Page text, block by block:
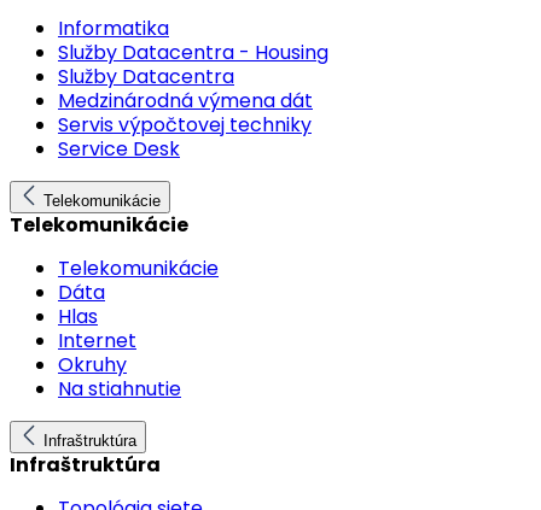
Informatika
Služby Datacentra - Housing
Služby Datacentra
Medzinárodná výmena dát
Servis výpočtovej techniky
Service Desk
Telekomunikácie
Telekomunikácie
Telekomunikácie
Dáta
Hlas
Internet
Okruhy
Na stiahnutie
Infraštruktúra
Infraštruktúra